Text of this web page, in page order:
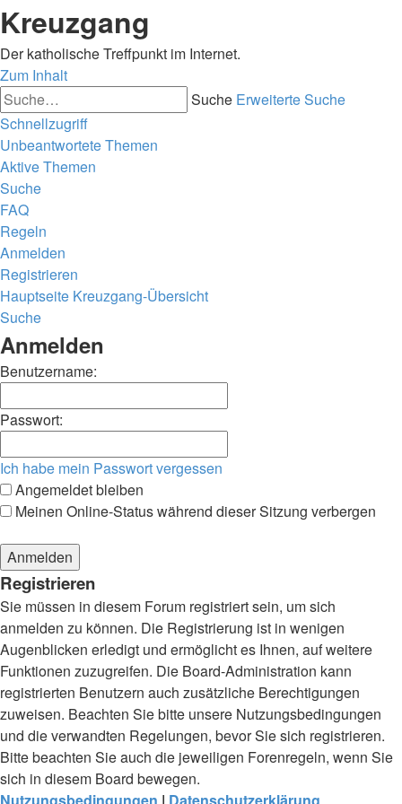
Kreuzgang
Der katholische Treffpunkt im Internet.
Zum Inhalt
Suche Erweiterte Suche
Schnellzugriff
Unbeantwortete Themen
Aktive Themen
Suche
FAQ
Regeln
Anmelden
Registrieren
Hauptseite Kreuzgang-Übersicht
Suche
Anmelden
Benutzername:
Passwort:
Ich habe mein Passwort vergessen
Angemeldet bleiben
Meinen Online-Status während dieser Sitzung verbergen
Registrieren
Sie müssen in diesem Forum registriert sein, um sich
anmelden zu können. Die Registrierung ist in wenigen
Augenblicken erledigt und ermöglicht es Ihnen, auf weitere
Funktionen zuzugreifen. Die Board-Administration kann
registrierten Benutzern auch zusätzliche Berechtigungen
zuweisen. Beachten Sie bitte unsere Nutzungsbedingungen
und die verwandten Regelungen, bevor Sie sich registrieren.
Bitte beachten Sie auch die jeweiligen Forenregeln, wenn Sie
sich in diesem Board bewegen.